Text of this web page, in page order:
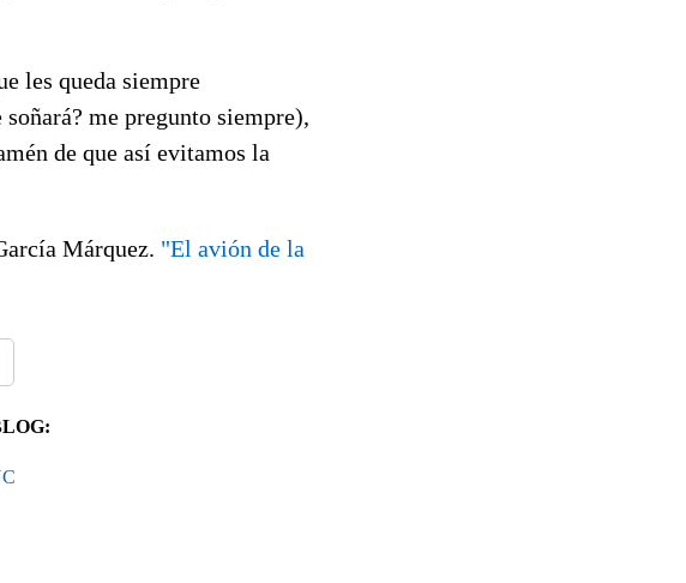
les queda siempre
me pregunto siempre),
de que así evitamos la
Márquez. "El avión de la